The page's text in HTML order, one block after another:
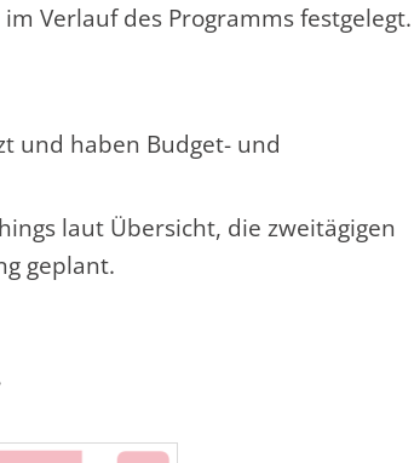
Verlauf des Programms festgelegt.
und haben Budget- und
laut Übersicht, die zweitägigen
geplant.